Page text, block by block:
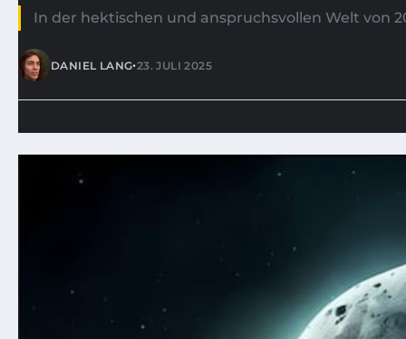
In der hektischen und anspruchsvollen Welt von
DANIEL LANG•23. JULI 2025